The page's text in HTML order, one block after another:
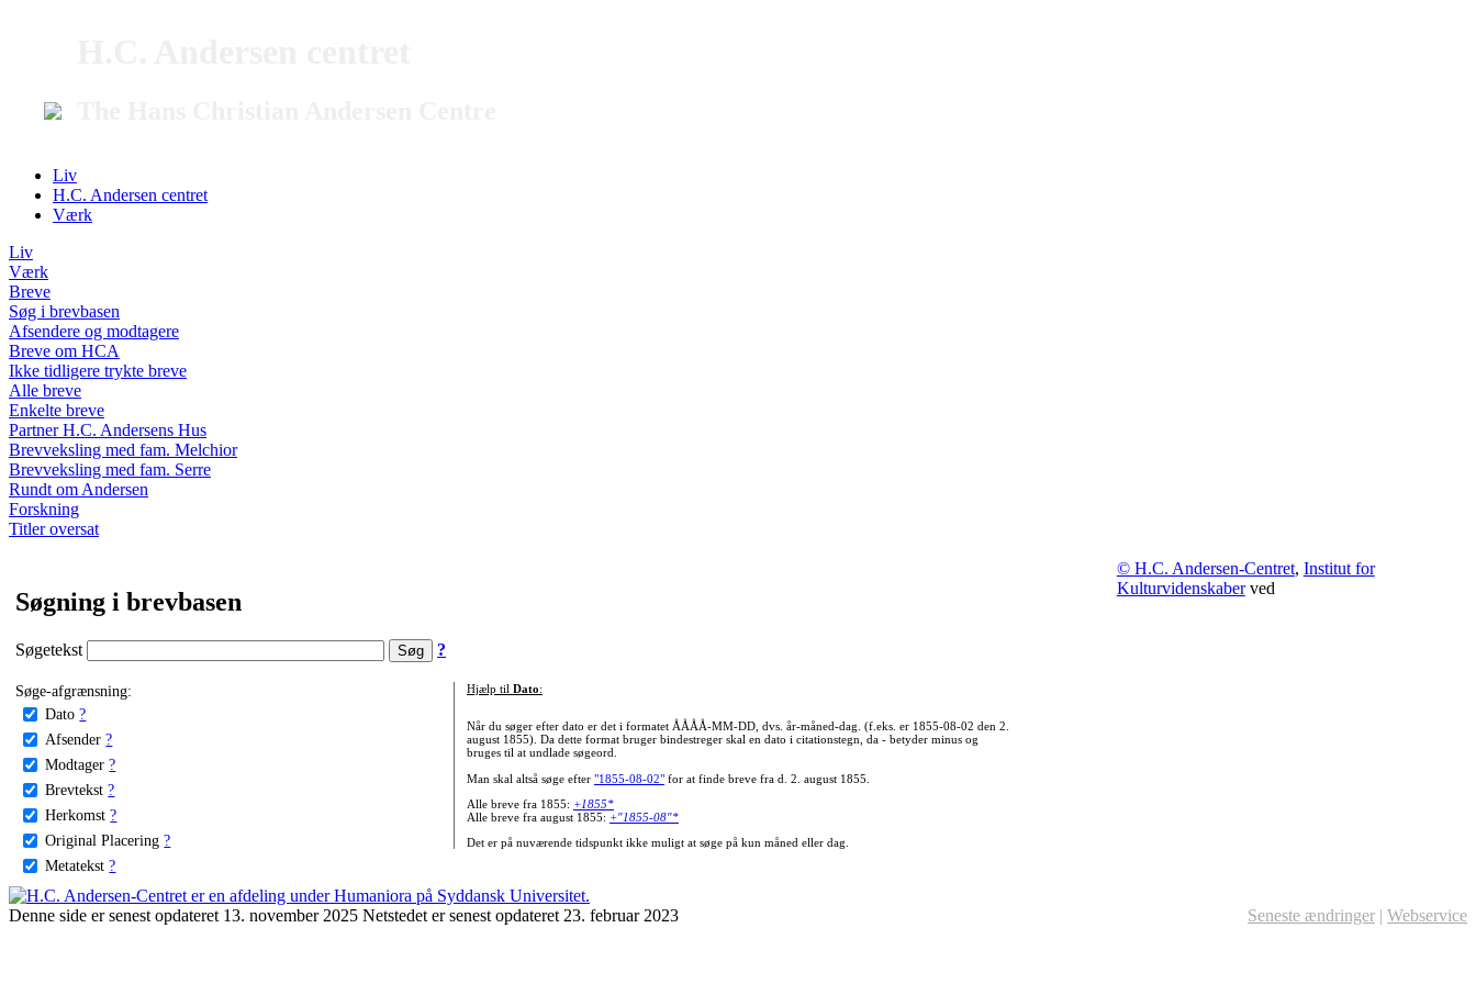
Liv
H.C. Andersen centret
Værk
Liv
Værk
Breve
Søg i brevbasen
Afsendere og modtagere
Breve om HCA
Ikke tidligere trykte breve
Alle breve
Enkelte breve
Partner H.C. Andersens Hus
Brevveksling med fam. Melchior
Brevveksling med fam. Serre
Rundt om Andersen
Forskning
Titler oversat
Søgning i brevbasen
Søgetekst ?
Søge-afgrænsning:
Dato ?
Afsender ?
Modtager ?
Brevtekst ?
Herkomst ?
Original Placering ?
Metatekst ?
Hjælp til Dato:
Når du søger efter dato er det i formatet ÅÅÅÅ-MM-DD, dvs. år-måned-dag. (f.eks. er 1855-08-02 den 2.
august 1855). Da dette format bruger bindestreger skal en dato i citationstegn, da - betyder minus og
bruges til at undlade søgeord.
Man skal altså søge efter "1855-08-02"for at finde breve fra d. 2. august 1855.
Alle breve fra 1855: +1855*
Alle breve fra august 1855: +"1855-08"*
Det er på nuværende tidspunkt ikke muligt at søge på kun måned eller dag.
© H.C. Andersen-Centret, Institut for
Kulturvidenskaberved
Denne side er senest opdateret 13. november 2025 Netstedet er senest opdateret 23. februar 2023 Seneste ændringer | Webservice